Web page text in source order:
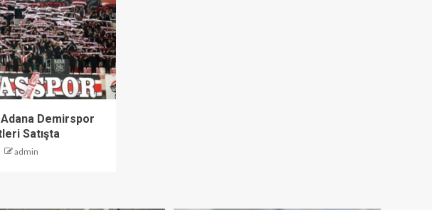
Demirspor
Satışta
admin